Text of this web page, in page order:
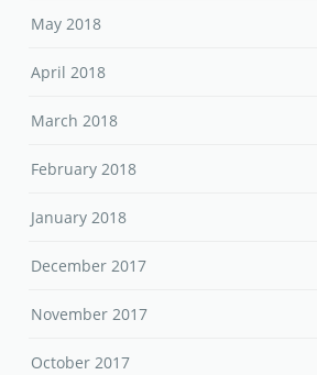
May 2018
April 2018
March 2018
February 2018
January 2018
December 2017
November 2017
October 2017